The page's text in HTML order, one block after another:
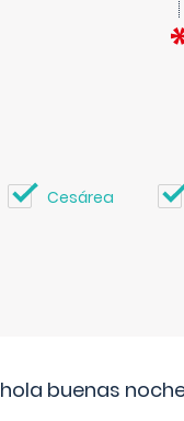
Cesárea
hola buenas